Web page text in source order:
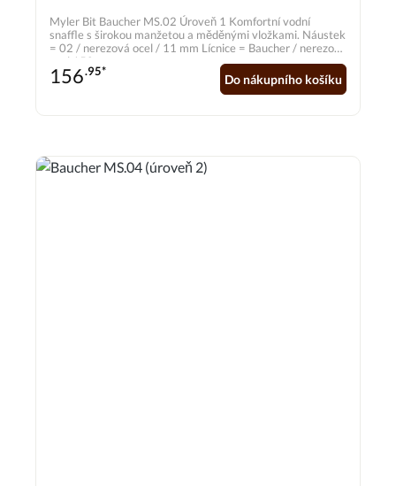
Myler Bit Baucher MS.02 Úroveň 1 Komfortní vodní
snaffle s širokou manžetou a měděnými vložkami. Náustek
= 02 / nerezová ocel / 11 mm Lícnice = Baucher / nerezová
ocel / 50 mm
156.95*
Do nákupního košíku